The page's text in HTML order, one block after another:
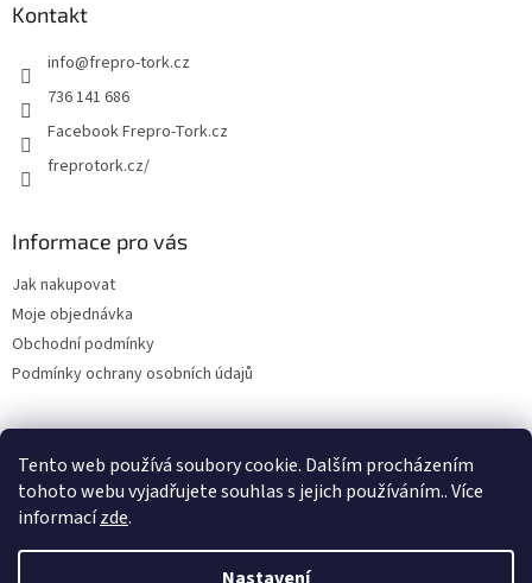
Tento web používá soubory cookie. Dalším procházením
tohoto webu vyjadřujete souhlas s jejich používáním.. Více
informacízde.
Kontakt
info@frepro-tork.cz
736 141 686
Facebook Frepro-Tork.cz
freprotork.cz/
Informace pro vás
Jak nakupovat
Moje objednávka
Obchodní podmínky
Podmínky ochrany osobních údajů
Facebook FREPRO-TORK.CZ Instagram FREPRO-TORK.cz